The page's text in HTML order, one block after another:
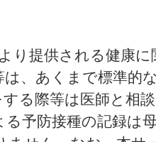
提供される健康に
、あくまで標準的
る際等は医師と相
予防接種の記録は